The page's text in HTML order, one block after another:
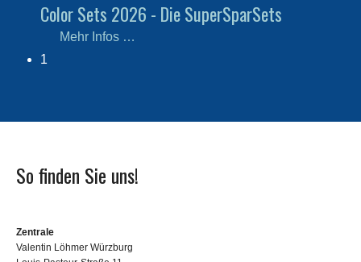
Color Sets 2026 - Die SuperSparSets
Mehr Infos …
1
So finden Sie uns!
Zentrale
Valentin Löhmer Würzburg